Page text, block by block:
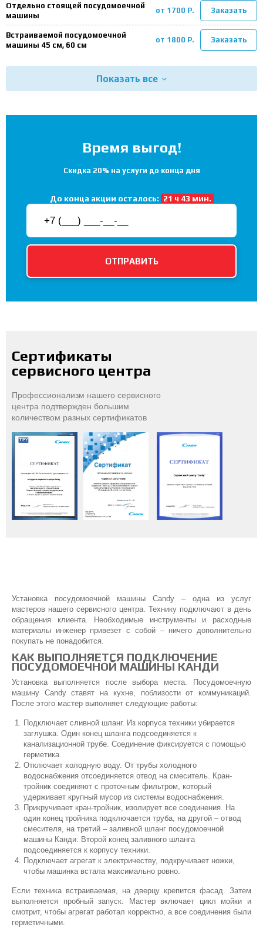
Отдельно стоящей посудомоечной
машины
от 1700 Р. Заказать
Встраиваемой посудомоечной
машины 45 см, 60 см
от 1800 Р. Заказать
Показать все
Время выгод!
Скидка 20% на услуги до конца дня
До конца акции осталось: 21 ч 43 мин.
Сертификаты
сервисного центра
Профессионализм нашего сервисного
центра подтвержден большим
количеством разных сертификатов
Установка посудомоечной машины Candy – одна из услуг
мастеров нашего сервисного центра. Технику подключают в день
обращения клиента. Необходимые инструменты и расходные
материалы инженер привезет с собой – ничего дополнительно
покупать не понадобится.
КАК ВЫПОЛНЯЕТСЯ ПОДКЛЮЧЕНИЕ
ПОСУДОМОЕЧНОЙ МАШИНЫ КАНДИ
Установка выполняется после выбора места. Посудомоечную
машину Candy ставят на кухне, поблизости от коммуникаций.
После этого мастер выполняет следующие работы:
Подключает сливной шланг. Из корпуса техники убирается
заглушка. Один конец шланга подсоединяется к
канализационной трубе. Соединение фиксируется с помощью
герметика.
Отключает холодную воду. От трубы холодного
водоснабжения отсоединяется отвод на смеситель. Кран-
тройник соединяют с проточным фильтром, который
удерживает крупный мусор из системы водоснабжения.
Прикручивает кран-тройник, изолирует все соединения. На
один конец тройника подключается труба, на другой – отвод
смесителя, на третий – заливной шланг посудомоечной
машины Канди. Второй конец заливного шланга
подсоединяется к корпусу техники.
Подключает агрегат к электричеству, подкручивает ножки,
чтобы машинка встала максимально ровно.
Если техника встраиваемая, на дверцу крепится фасад. Затем
выполняется пробный запуск. Мастер включает цикл мойки и
смотрит, чтобы агрегат работал корректно, а все соединения были
герметичными.